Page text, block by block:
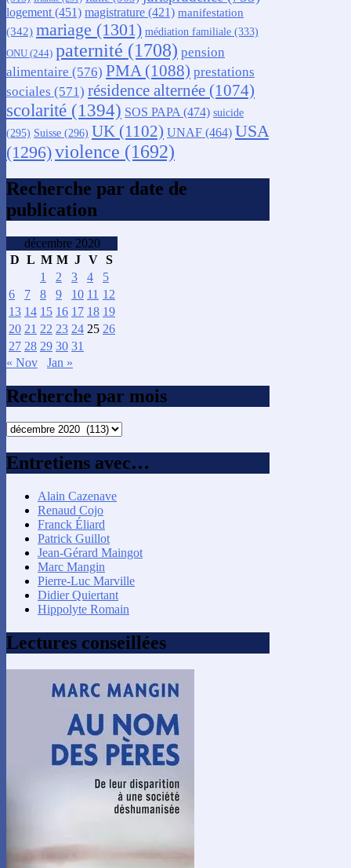
logement (451) magistrature (421) manifestation
(342) mariage (1301) médiation familiale (333)
ONU (244) paternité (1708) pension
alimentaire (576) PMA(1088) prestations
sociales (571) résidence alternée (1074)
scolarité (1394) SOS PAPA(474) suicide
(295) Suisse (296) UK (1102) UNAF (464) USA
(1296)violence (1692)
Recherche par date de
publication
décembre 2020
D L M M J V S
1
2 3 4
5
6
7 8 9 10 11 12
13 14 15 16 17 18 19
20 21 22 23 24 25 26
27 28 29 30 31
« Nov
Jan »
Recherche par mois
Recherche
mois
Entretiens avec…
Alain Cazenave
Renaud Cojo
Franck Éliard
Patrick Guillot
Jean-Gérard Maingot
Marc Mangin
Pierre-Luc Marville
Didier Quiertant
Hippolyte Romain
Lectures conseillées